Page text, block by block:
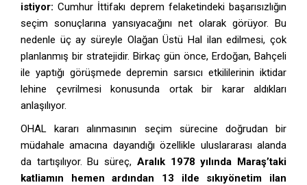
istiyor: Cumhur İttifakı deprem felaketindeki başarısızlığın
seçim sonuçlarına yansıyacağını net olarak görüyor. Bu
nedenle üç ay süreyle Olağan Üstü Hal ilan edilmesi, çok
planlanmış bir stratejidir. Birkaç gün önce, Erdoğan, Bahçeli
ile yaptığı görüşmede depremin sarsıcı etkililerinin iktidar
lehine çevrilmesi konusunda ortak bir karar aldıkları
anlaşılıyor.
OHAL kararı alınmasının seçim sürecine doğrudan bir
müdahale amacına dayandığı özellikle uluslararası alanda
da tartışılıyor. Bu süreç, Aralık 1978 yılında Maraş’taki
katliamın hemen ardından 13 ilde sıkıyönetim ilan